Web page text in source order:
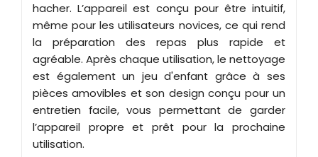
hacher. L’appareil est conçu pour être intuitif,
même pour les utilisateurs novices, ce qui rend
la préparation des repas plus rapide et
agréable. Après chaque utilisation, le nettoyage
est également un jeu d'enfant grâce à ses
pièces amovibles et son design conçu pour un
entretien facile, vous permettant de garder
l’appareil propre et prêt pour la prochaine
utilisation.